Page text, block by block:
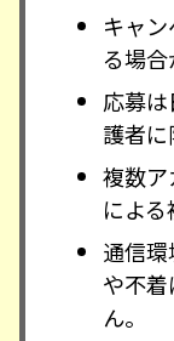
キャ
る場合
応募
護者に
複数
による
通信
や不
ん。